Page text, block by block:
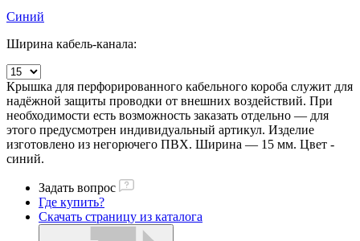
Синий
Ширина кабель-канала:
Крышка для перфорированного кабельного короба служит для
надёжной защиты проводки от внешних воздействий. При
необходимости есть возможность заказать отдельно — для
этого предусмотрен индивидуальный артикул. Изделие
изготовлено из негорючего ПВХ. Ширина — 15 мм. Цвет -
синий.
Задать вопрос
Где купить?
Скачать страницу из каталога